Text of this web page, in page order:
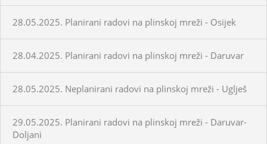
28.05.2025. Planirani radovi na plinskoj mreži - Osijek
28.04.2025. Planirani radovi na plinskoj mreži - Daruvar
28.05.2025. Neplanirani radovi na plinskoj mreži - Uglješ
29.05.2025. Planirani radovi na plinskoj mreži - Daruvar-
Doljani